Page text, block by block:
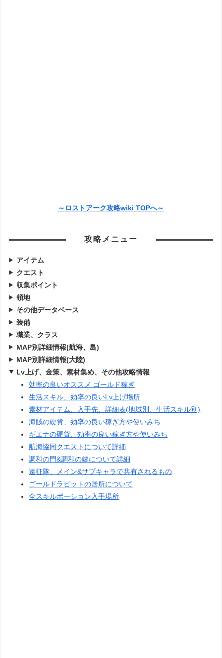
～ロストアーク攻略wiki TOPへ～
攻略メニュー
アイテム
クエスト
収集ポイント
領地
その他データベース
装備
職業、クラス
MAP別詳細情報(航海、島)
MAP別詳細情報(大陸)
Lv上げ、金策、素材集め、その他攻略情報
効率の良いオススメ ゴールド稼ぎ
生活スキル、効率の良いLv上げ場所
素材アイテム、入手先、詳細表(地域別、生活スキル別)
海賊の硬貨、効率の良い稼ぎ方や使いみち
ギエナの硬貨、効率の良い稼ぎ方や使いみち
航海協同クエストについて詳細
調和の門&調和の鍵について詳細
遠征隊、メイン&サブキャラで共有されるもの
ゴールドラビットの居所について
全スキルポーション入手場所